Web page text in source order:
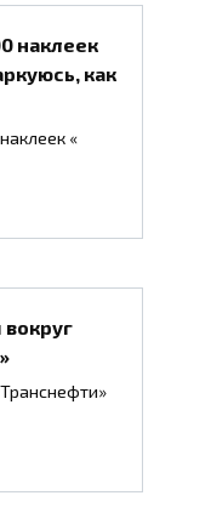
наклеек
как
«